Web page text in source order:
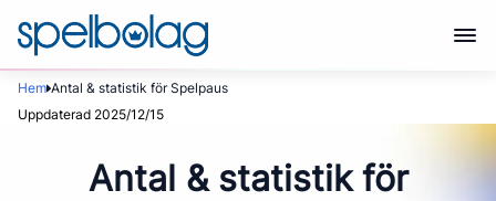
Hem Antal & statistik för Spelpaus
Uppdaterad 2025/12/15
Antal & statistik för